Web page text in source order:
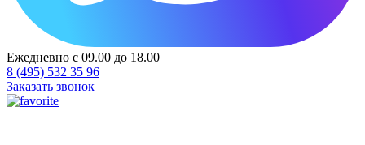
Ежедневно с 09.00 до 18.00
8 (495) 532 35 96
Заказать звонок